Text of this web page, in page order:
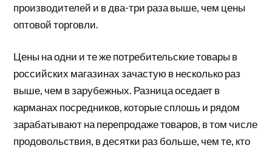
производителей и в два-три раза выше, чем цены
оптовой торговли.
Цены на одни и те же потребительские товары в
российских магазинах зачастую в несколько раз
выше, чем в зарубежных. Разница оседает в
карманах посредников, которые сплошь и рядом
зарабатывают на перепродаже товаров, в том числе
продовольствия, в десятки раз больше, чем те, кто